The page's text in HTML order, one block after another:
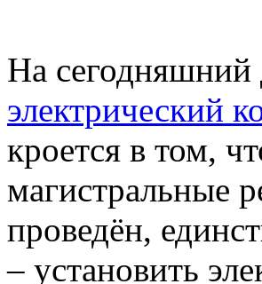
На сегодняшний
электрический
кроется в том,
магистральные
проведён,
– установить